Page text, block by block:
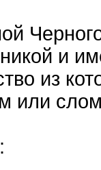
и
из
или